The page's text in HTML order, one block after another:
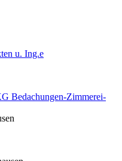
u. Ing.e
Bedachungen-Zimmerei-